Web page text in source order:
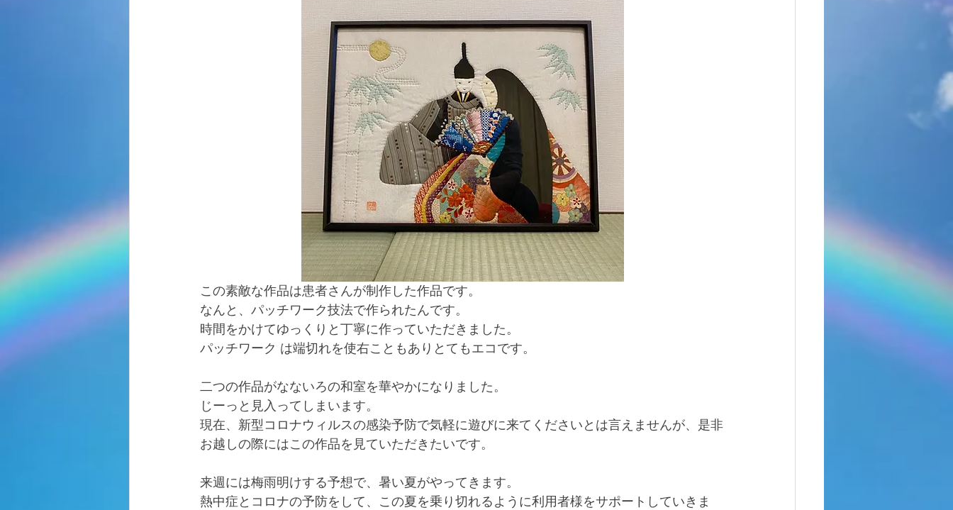
この素敵な作品は患者さんが制作した作品です。
なんと、パッチワーク技法で作られたんです。
時間をかけてゆっくりと丁寧に作っていただきました。
パッチワーク は端切れを使右こともありとてもエコです。
二つの作品がなないろの和室を華やかになりました。
じーっと見入ってしまいます。
現在、新型コロナウィルスの感染予防で気軽に遊びに来てくださいとは言えませんが、是非
お越しの際にはこの作品を見ていただきたいです。
来週には梅雨明けする予想で、暑い夏がやってきます。
熱中症とコロナの予防をして、この夏を乗り切れるように利用者様をサポートしていきま